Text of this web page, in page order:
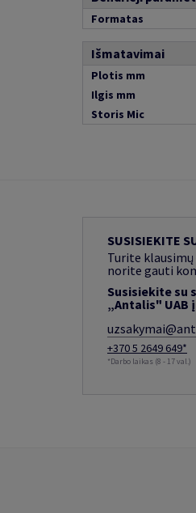
Formatas
Išmatavimai
Plotis mm
Ilgis mm
Storis Mic
SUSISIEKITE
Turite
norite gauti
Susisiekite su
„Antalis" UAB
+370 5 2649 649*
*Darbo laikas (8 - 17 val.)